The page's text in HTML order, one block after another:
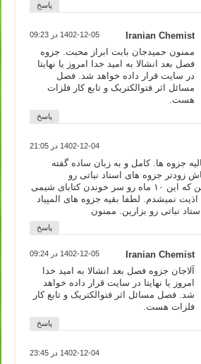
پاسخ
Iranian Chemist 1402-12-05 در 09:23
ممنون حمیدجان بابت ابراز محبت. جزوه
فصل بعد انشالا به امید خدا امروز یا نهایتا
در سایت قرار داده خواهد شد. فصل
مسائل اثر فتوالکتریک و تابع کار فلزات
هست.
پاسخ
1402-12-04 در 21:05
جزوه ها. کامل و به زبان ساده گفته
زودتر جزوه های استاد نباتی رو
میزاشتین که این ۱۰ ماه رو سر خوندن کتابای شیمی
نمیشدم. لطفا بقیه جزوه های المپیاد
نباتی رو بزارین. ممنون
پاسخ
Iranian Chemist 1402-12-05 در 09:24
آلاجان جزوه فصل بعد انشالا به امید خدا
امروز یا نهایتا در سایت قرار داده خواهد
شد. فصل مسائل اثر فتوالکتریک و تابع کار
فلزات هست.
پاسخ
1402-12-04 در 23:45